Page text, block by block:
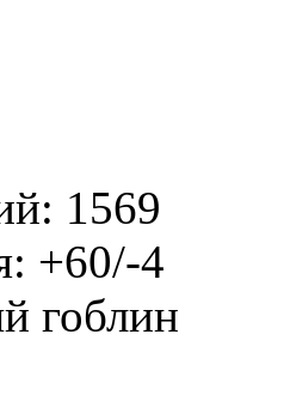
1569
+60/-4
гоблин